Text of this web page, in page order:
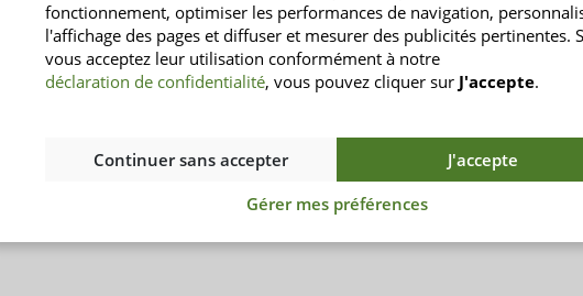
Service
Questions fréquentes
INSENIO
Droit de rétractation
Protection des données
Mentions légales
fonctionnement, optimiser les performances de navigation,
l'affichage des pages et diffuser et mesurer des publicités pertinentes.
vous acceptez leur utilisation conformément à notre
déclaration de confidentialité, vous pouvez cliquer sur J'accepte.
Continuer sans accepter
J'accepte
Gérer mes préférences